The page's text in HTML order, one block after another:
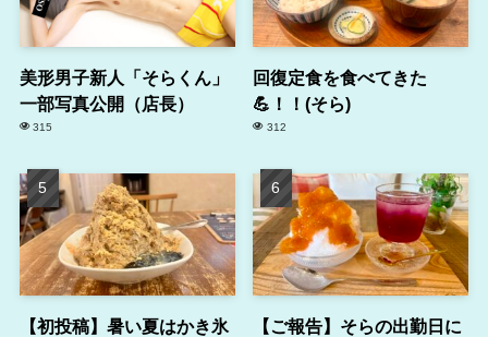
美形男子新人「そらくん」
一部写真公開（店長）
315
回復定食を食べてきた
💪！！(そら)
312
【初投稿】暑い夏はかき氷
【ご報告】そらの出勤日に